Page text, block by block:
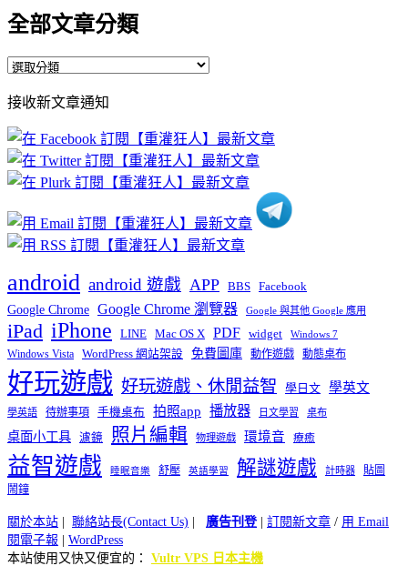
全部文章分類
全
文
章
分
類
接收新文章通知
android android 遊戲 APP BBS Facebook
Google Chrome Google Chrome 瀏覽器 Google 與其他 Google 應用
iPad iPhone LINE Mac OS X PDF widget Windows 7
Windows Vista WordPress 網站架設 免費圖庫 動作遊戲 動態桌布
好玩遊戲 好玩遊戲、休閒益智 學日文 學英文
學英語 待辦事項 手機桌布 拍照app 播放器 日文學習 桌布
桌面小工具 濾鏡 照片編輯 物理遊戲 環境音 療癒
益智遊戲 睡眠音樂 舒壓 英語學習 解謎遊戲 計時器
貼圖
鬧鐘
關於本站 聯絡站長(Contact Us) 廣告刊登| 訂閱新文章 / 用 Email
閱電子報
WordPress
本站使用又快又便宜的： Vultr VPS 日本主機